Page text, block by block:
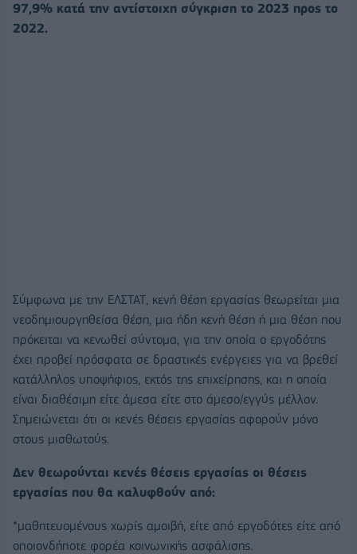
97,9% κατά την αντίστοιχη σύγκριση το 2023 προς το
2022.
Σύμφωνα με την ΕΛΣΤΑΤ, κενή θέση εργασίας θεωρείται μια
νεοδημιουργηθείσα θέση, μια ήδη κενή θέση ή μια θέση που
πρόκειται να κενωθεί σύντομα, για την οποία ο εργοδότης
έχει προβεί πρόσφατα σε δραστικές ενέργειες για να βρεθεί
κατάλληλος υποψήφιος, εκτός της επιχείρησης, και η οποία
είναι διαθέσιμη είτε άμεσα είτε στο άμεσο/εγγύς μέλλον.
Σημειώνεται ότι οι κενές θέσεις εργασίας αφορούν μόνο
στους μισθωτούς.
Δεν θεωρούνται κενές θέσεις εργασίας οι θέσεις
εργασίας που θα καλυφθούν από:
*μαθητευομένους χωρίς αμοιβή, είτε από εργοδότες είτε από
οποιονδήποτε φορέα κοινωνικής ασφάλισης.